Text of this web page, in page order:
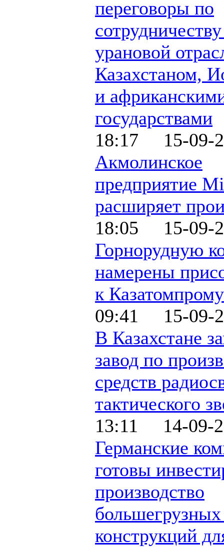
переговоры по
урановой
Казахстаном,
и
государствами
18:17 15-09-
Акмолинское
предприятие
расширяет
18:05 15-09-
Горнорудную
намерены
к Казатомпрому
09:41 15-09-
В Казахстане
завод по
средств
тактического
13:11 14-09-
Германские
готовы
производство
конструкций